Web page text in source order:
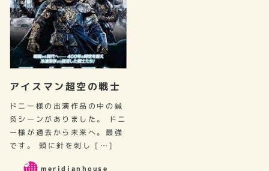
アイスマン超空の戦士
ドニー様の出演作品の中の鍼
灸シーンがありました。 ドニ
ー様が過去から未来へ。最強
です。 頭に針を刺し […]
meridianhouse